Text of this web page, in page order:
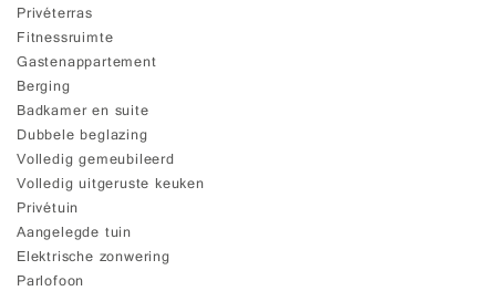
Privéterras
Fitnessruimte
Gastenappartement
Berging
Badkamer en suite
Dubbele beglazing
Volledig gemeubileerd
Volledig uitgeruste keuken
Privétuin
Aangelegde tuin
Elektrische zonwering
Parlofoon